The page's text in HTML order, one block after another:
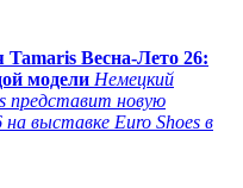
Весна-Лето 26:
модели Немецкий
представит новую
на выставке Euro Shoes в